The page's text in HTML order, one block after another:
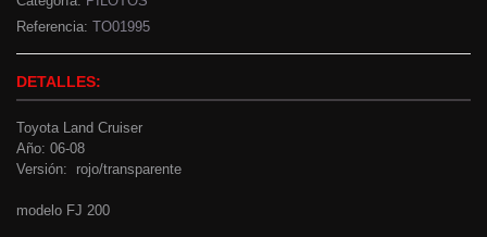
Referencia: TO01995
DETALLES:
Toyota Land Cruiser
Año: 06-08
Versión: rojo/transparente
modelo FJ 200